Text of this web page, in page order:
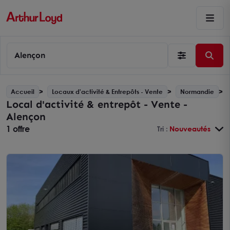
Alençon
Accueil Locaux d'activité & Entrepôts - Vente Normandie
Local d'activité & entrepôt - Vente -
Alençon
1 offre Tri : Nouveautés